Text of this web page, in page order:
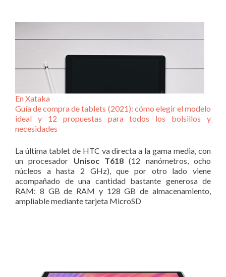
En Xataka
Guía de compra de tablets (2021): cómo elegir el modelo
ideal y 12 propuestas para todos los bolsillos y
necesidades
La última tablet de HTC va directa a la gama media, con
un procesador Unisoc T618 (12 nanómetros, ocho
núcleos a hasta 2 GHz), que por otro lado viene
acompañado de una cantidad bastante generosa de
RAM: 8 GB de RAM y 128 GB de almacenamiento,
ampliable mediante tarjeta MicroSD